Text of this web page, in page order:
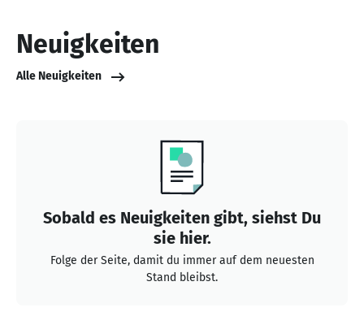
Neuigkeiten
Alle Neuigkeiten
Sobald es Neuigkeiten gibt, siehst Du
sie hier.
Folge der Seite, damit du immer auf dem neuesten
Stand bleibst.